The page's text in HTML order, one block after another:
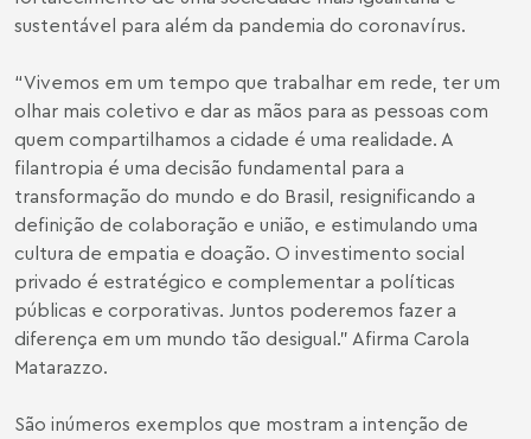
sustentável para além da pandemia do coronavírus.
“Vivemos em um tempo que trabalhar em rede, ter um
olhar mais coletivo e dar as mãos para as pessoas com
quem compartilhamos a cidade é uma realidade. A
filantropia é uma decisão fundamental para a
transformação do mundo e do Brasil, resignificando a
definição de colaboração e união, e estimulando uma
cultura de empatia e doação. O investimento social
privado é estratégico e complementar a políticas
públicas e corporativas. Juntos poderemos fazer a
diferença em um mundo tão desigual.” Afirma Carola
Matarazzo.
São inúmeros exemplos que mostram a intenção de